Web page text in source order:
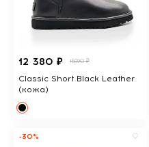
12 380 ₽ 16890 ₽
Classic Short Black Leather
(кожа)
-30%